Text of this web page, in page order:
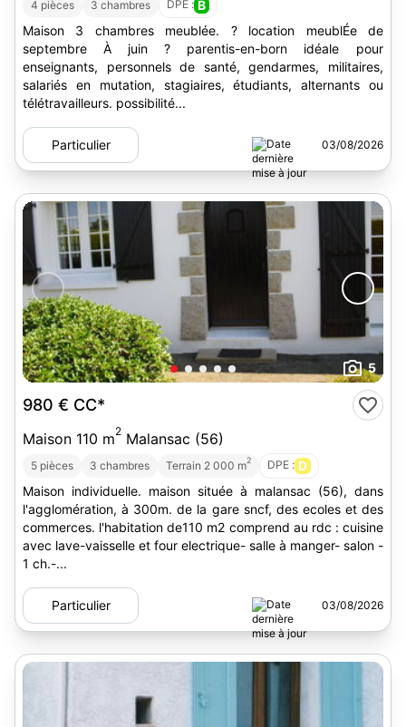
4 pièces 3 chambres DPE : B
Maison 3 chambres meublée. ? location meublÉe de
septembre À juin ? parentis-en-born idéale pour
enseignants, personnels de santé, gendarmes, militaires,
salariés en mutation, stagiaires, étudiants, alternants ou
télétravailleurs. possibilité...
Particulier 03/08/2026
5
980 € CC*
Maison 110 m2 Malansac (56)
5 pièces 3 chambres Terrain 2 000 m2 DPE : D
Maison individuelle. maison située à malansac (56), dans
l'agglomération, à 300m. de la gare sncf, des ecoles et des
commerces. l'habitation de110 m2 comprend au rdc : cuisine
avec lave-vaisselle et four electrique- salle à manger- salon -
1 ch.-...
Particulier 03/08/2026